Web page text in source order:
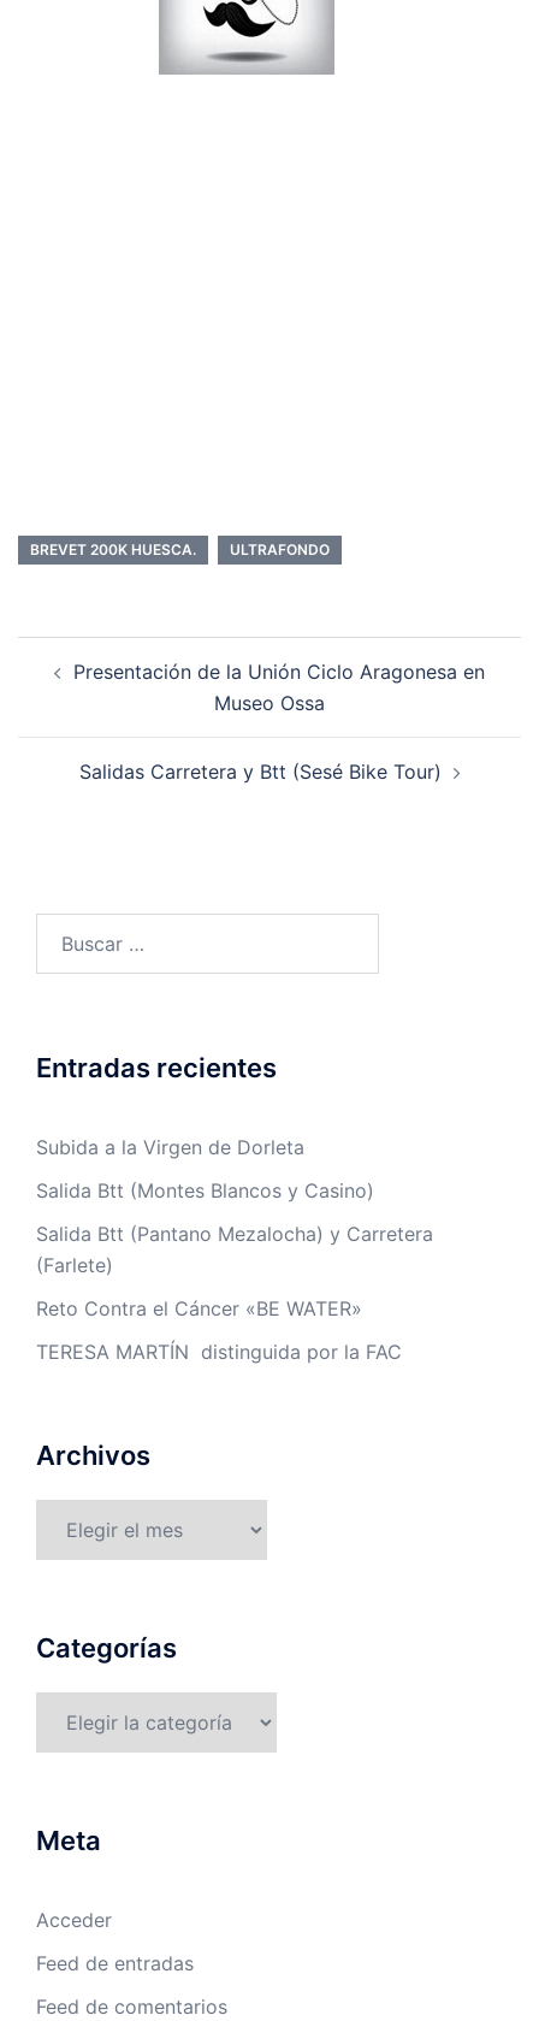
BREVET 200K HUESCA. ULTRAFONDO
Presentación de la Unión Ciclo Aragonesa en
Museo Ossa
Salidas Carretera y Btt (Sesé Bike Tour)
Entradas recientes
Subida a la Virgen de Dorleta
Salida Btt (Montes Blancos y Casino)
Salida Btt (Pantano Mezalocha) y Carretera
(Farlete)
Reto Contra el Cáncer «BE WATER»
TERESA MARTÍN distinguida por la FAC
Archivos
Categorías
Meta
Acceder
Feed de entradas
Feed de comentarios